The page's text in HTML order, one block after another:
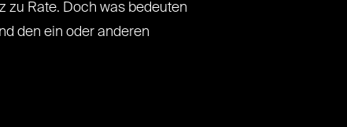
zu Rate. Doch was bedeuten
den ein oder anderen